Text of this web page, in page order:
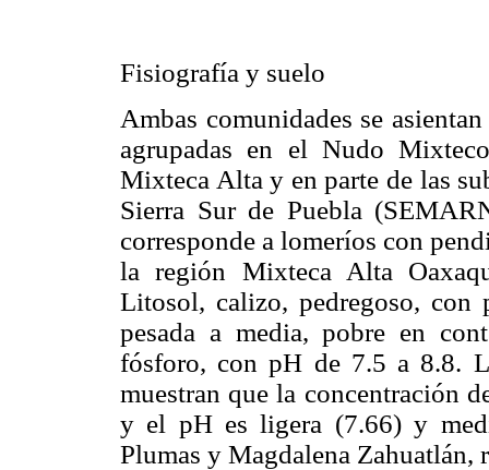
Fisiografía y suelo
Ambas comunidades se
agrupadas en el Nudo
Mixteca Alta y en parte de las
Sierra Sur de Puebla
corresponde a lomeríos con
la región Mixteca Alta
Litosol, calizo, pedregoso, con
pesada a media, pobre en
fósforo, con pH de 7.5 a 8.8.
muestran que la concentración
y el pH es ligera (7.66) y
Plumas y Magdalena Zahuatlán,